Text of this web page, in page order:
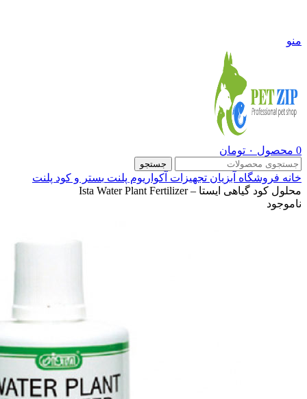
منو
0 محصول ۰ تومان
جستجو
خانه فروشگاه آبزیان تجهیزات آکواریوم پلنت بستر و کود پلنت
محلول کود گیاهی ایستا – Ista Water Plant Fertilizer
ناموجود